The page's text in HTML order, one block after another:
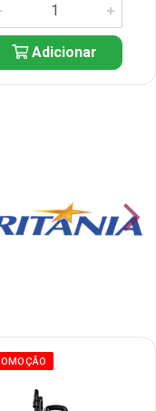
Adicionar